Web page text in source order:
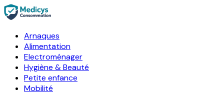
Arnaques
Alimentation
Electroménager
Hygiène & Beauté
Petite enfance
Mobilité